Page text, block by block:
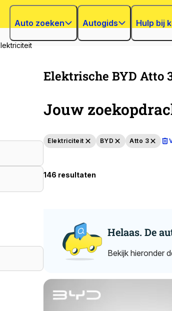
Auto zoeken Autogids Hulp bij
Elektrische BYD Atto
Jouw
Elektriciteit BYD Atto 3
146 resultaten
Helaas. De
Bekijk hieronder